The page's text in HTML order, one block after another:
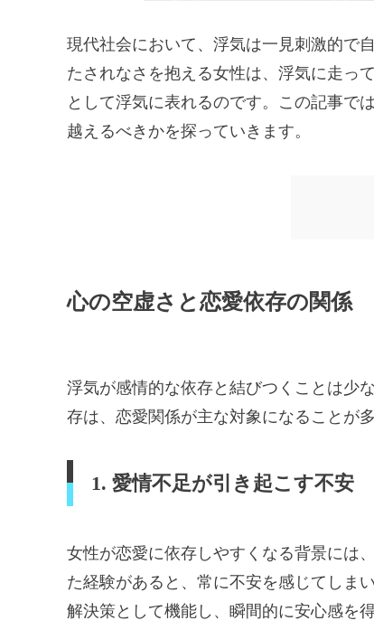
現代社会において、浮気は一見刺激的で
たされなさを抱える女性は、浮気に走っ
として浮気に表れるのです。この記事で
越えるべきかを探っていきます。
心の空虚さと恋愛依存の関係
浮気が感情的な依存と結びつくことは少
存は、恋愛関係が主な対象になることが多
1. 愛情不足が引き起こす不安
女性が恋愛に依存しやすくなる背景には
た経験があると、常に不安を感じてしま
解決策として機能し、瞬間的に安心感を